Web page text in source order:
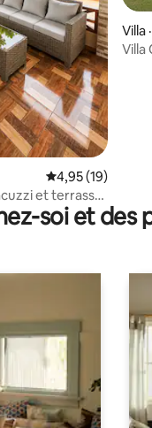
Note moyenne
4,95 (19)
et terrasse
Villa
Villa
soi et des